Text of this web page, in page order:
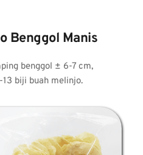
Benggol Manis
benggol ± 6-7 cm,
biji buah melinjo.